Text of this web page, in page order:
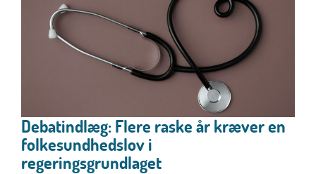
Debatindlæg: Flere raske år kræver en
folkesundhedslov i
regeringsgrundlaget